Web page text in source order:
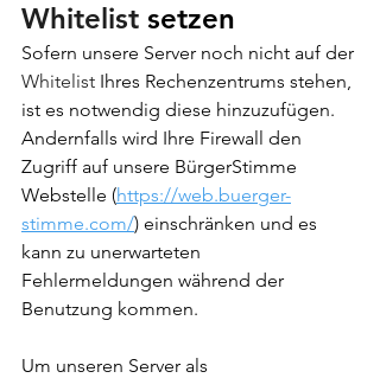
Whitelist setzen
Sofern unsere Server noch nicht auf der
Whitelist Ihres Rechenzentrums stehen,
ist es notwendig diese hinzuzufügen.
Andernfalls wird Ihre Firewall den
Zugriff auf unsere BürgerStimme
Webstelle (https://web.buerger-
stimme.com/) einschränken und es
kann zu unerwarteten
Fehlermeldungen während der
Benutzung kommen.
Um unseren Server als